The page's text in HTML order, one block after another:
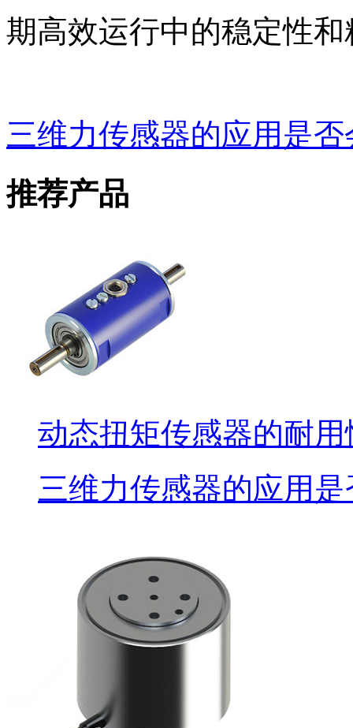
期高效运行中的稳定性和
三维力传感器的应用是
推荐产品
动态扭矩传感器的耐
三维力传感器的应用